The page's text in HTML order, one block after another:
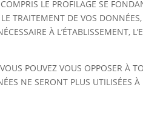
LE PROFILAGE SE
TRAITEMENT DE VOS
À L’ÉTABLISSEMENT,
POUVEZ VOUS OPPOSER À
NE SERONT PLUS UTILISÉES